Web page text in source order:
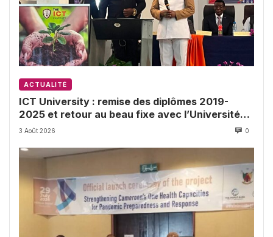
ACTUALITÉ
ICT University : remise des diplômes 2019-
2025 et retour au beau fixe avec l’Université
de Buea
3 Août 2026 0